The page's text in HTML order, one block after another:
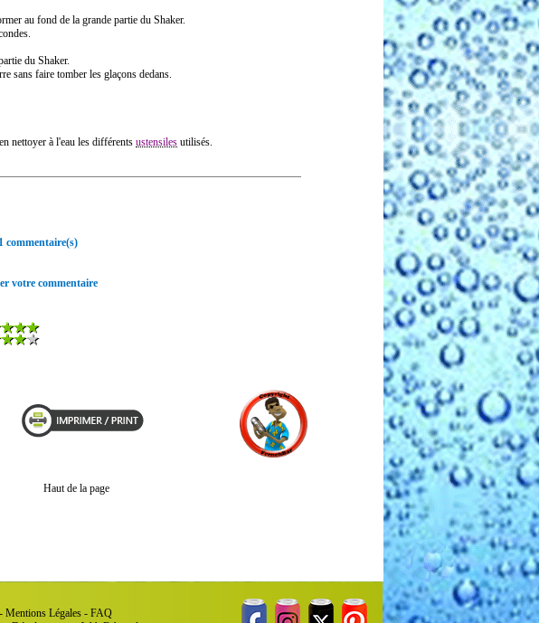
au fond de la grande partie du Shaker.
du Shaker.
sans faire tomber les glaçons dedans.
nettoyer à l'eau les différents ustensiles utilisés.
commentaire(s)
votre commentaire
Haut de la page
Mentions Légales- FAQ